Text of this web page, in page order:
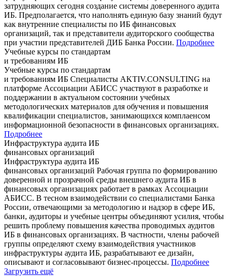
затрудняющих сегодня создание системы доверенного аудита
ИБ. Предполагается, что наполнять единую базу знаний будут
как внутренние специалисты по ИБ финансовых
организаций, так и представители аудиторского сообщества
при участии представителей ДИБ Банка России. Подробнее
Учебные курсы по стандартам
и требованиям ИБ
Учебные курсы по стандартам
и требованиям ИБ Специалисты AKTIV.CONSULTING на
платформе Ассоциации АБИСС участвуют в разработке и
поддержании в актуальном состоянии учебных
методологических материалов для обучения и повышения
квалификации специалистов, занимающихся комплаенсом
информационной безопасности в финансовых организациях.
Подробнее
Инфраструктура аудита ИБ
финансовых организаций
Инфраструктура аудита ИБ
финансовых организаций Рабочая группа по формированию
доверенной и прозрачной среды внешнего аудита ИБ в
финансовых организациях работает в рамках Ассоциации
АБИСС. В тесном взаимодействии со специалистами Банка
России, отвечающими за методологию и надзор в сфере ИБ,
банки, аудиторы и учебные центры объединяют усилия, чтобы
решить проблему повышения качества проводимых аудитов
ИБ в финансовых организациях. В частности, члены рабочей
группы определяют схему взаимодействия участников
инфраструктуры аудита ИБ, разрабатывают ее дизайн,
описывают и согласовывают бизнес-процессы. Подробнее
Загрузить ещё